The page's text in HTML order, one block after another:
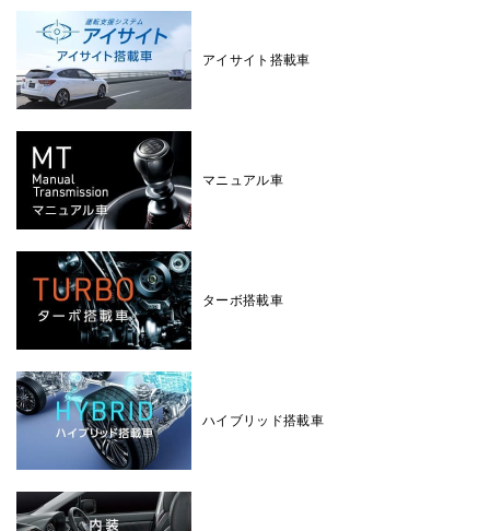
アイサイト搭載車
マニュアル車
ターボ搭載車
ハイブリッド搭載車